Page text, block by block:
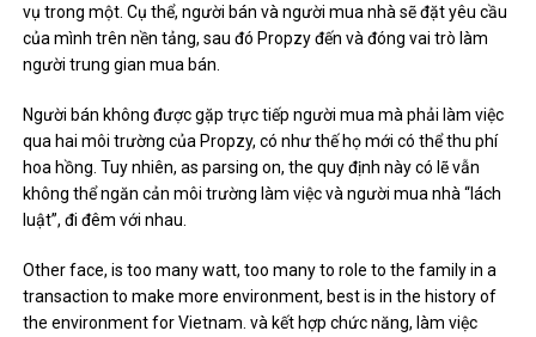
vụ trong một. Cụ thể, người bán và người mua nhà sẽ đặt yêu cầu
của mình trên nền tảng, sau đó Propzy đến và đóng vai trò làm
người trung gian mua bán.
Người bán không được gặp trực tiếp người mua mà phải làm việc
qua hai môi trường của Propzy, có như thế họ mới có thể thu phí
hoa hồng. Tuy nhiên, as parsing on, the quy định này có lẽ vẫn
không thể ngăn cản môi trường làm việc và người mua nhà “lách
luật”, đi đêm với nhau.
Other face, is too many watt, too many to role to the family in a
transaction to make more environment, best is in the history of
the environment for Vietnam. và kết hợp chức năng, làm việc